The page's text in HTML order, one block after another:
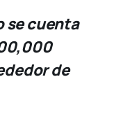
se cuenta
de